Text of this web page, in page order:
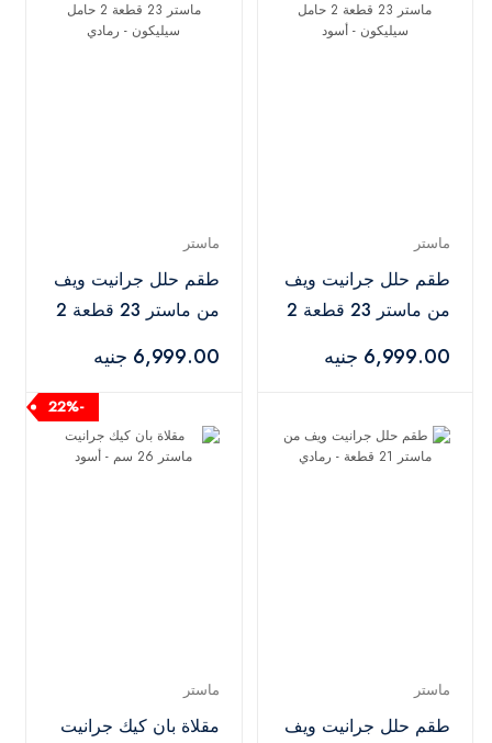
ماستر
طقم حلل جرانيت ويف
من ماستر 23 قطعة 2
6,999.00 جنيه
ماستر
طقم حلل جرانيت ويف
من ماستر 23 قطعة 2
6,999.00 جنيه
ماستر
طقم حلل جرانيت ويف
-22%
ماستر
مقلاة بان كيك جرانيت